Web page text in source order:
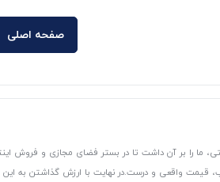
صفحه اصلی
ما را بر آن داشت تا در بستر فضای مجازی و فروش
قیمت واقعی و درست.در نهایت با ارزش گذاشتن به